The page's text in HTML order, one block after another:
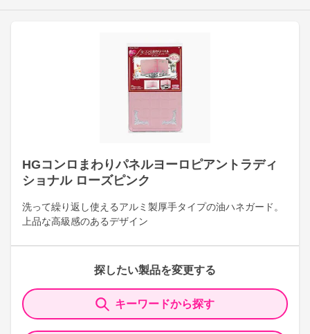
HGコンロまわりパネルヨーロピアントラディ
ショナル ローズピンク
洗って繰り返し使えるアルミ製厚手タイプの油ハネガード。
上品な高級感のあるデザイン
探したい製品を変更する
キーワードから探す